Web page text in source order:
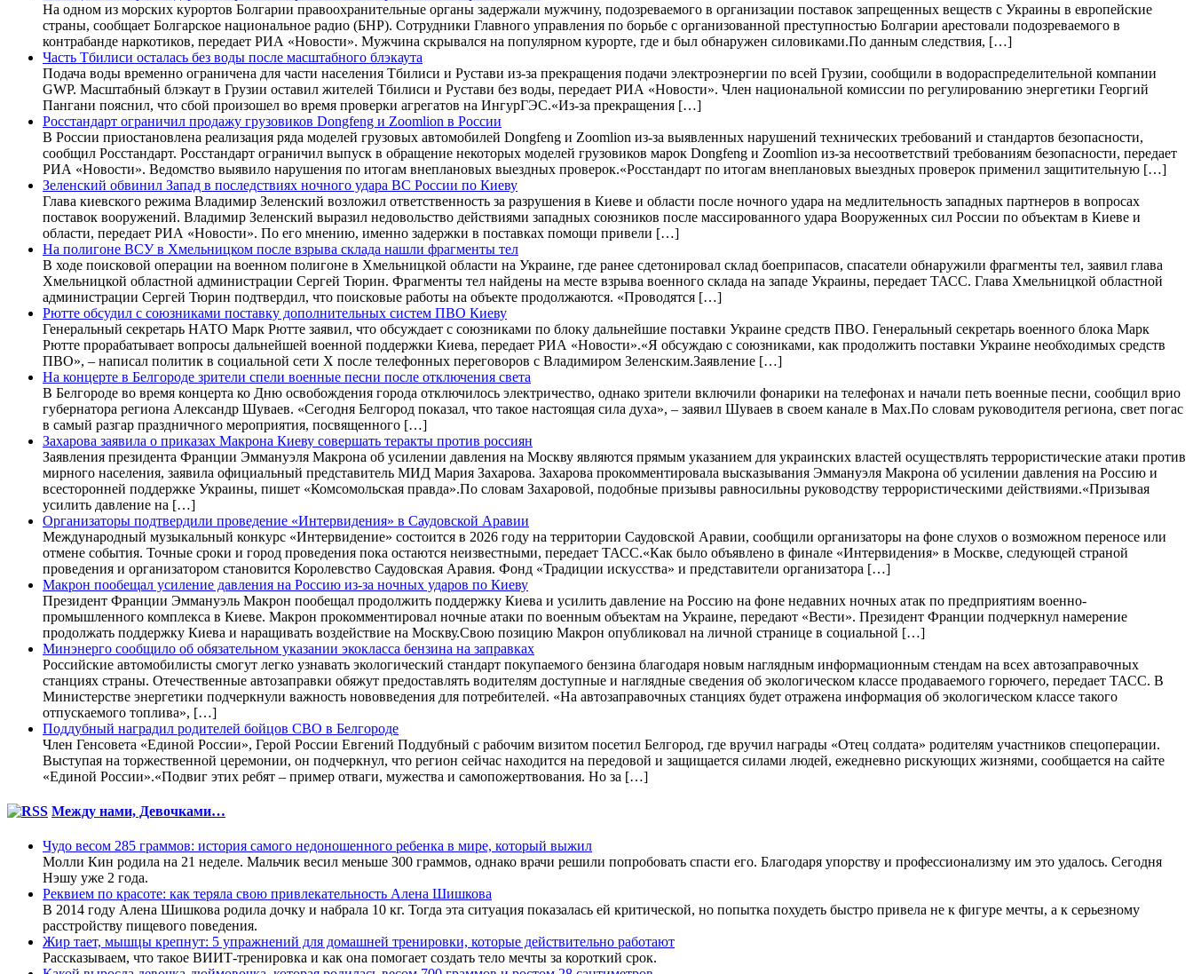
На одном из морских курортов Болгарии правоохранительные органы задержали мужчину, подозреваемого в организации поставок запрещенных веществ с Украины в европейские
страны, сообщает Болгарское национальное радио (БНР). Сотрудники Главного управления по борьбе с организованной преступностью Болгарии арестовали подозреваемого в
контрабанде наркотиков, передает РИА «Новости». Мужчина скрывался на популярном курорте, где и был обнаружен силовиками.По данным следствия, […]
Часть Тбилиси осталась без воды после масштабного блэкаута
Подача воды временно ограничена для части населения Тбилиси и Рустави из-за прекращения подачи электроэнергии по всей Грузии, сообщили в водораспределительной компании
GWP. Масштабный блэкаут в Грузии оставил жителей Тбилиси и Рустави без воды, передает РИА «Новости». Член национальной комиссии по регулированию энергетики Георгий
Пангани пояснил, что сбой произошел во время проверки агрегатов на ИнгурГЭС.«Из-за прекращения […]
Росстандарт ограничил продажу грузовиков Dongfeng и Zoomlion в России
В России приостановлена реализация ряда моделей грузовых автомобилей Dongfeng и Zoomlion из-за выявленных нарушений технических требований и стандартов безопасности,
сообщил Росстандарт. Росстандарт ограничил выпуск в обращение некоторых моделей грузовиков марок Dongfeng и Zoomlion из-за несоответствий требованиям безопасности, передает
РИА «Новости». Ведомство выявило нарушения по итогам внеплановых выездных проверок.«Росстандарт по итогам внеплановых выездных проверок применил защитительную […]
Зеленский обвинил Запад в последствиях ночного удара ВС России по Киеву
Глава киевского режима Владимир Зеленский возложил ответственность за разрушения в Киеве и области после ночного удара на медлительность западных партнеров в вопросах
поставок вооружений. Владимир Зеленский выразил недовольство действиями западных союзников после массированного удара Вооруженных сил России по объектам в Киеве и
области, передает РИА «Новости». По его мнению, именно задержки в поставках помощи привели […]
На полигоне ВСУ в Хмельницком после взрыва склада нашли фрагменты тел
В ходе поисковой операции на военном полигоне в Хмельницкой области на Украине, где ранее сдетонировал склад боеприпасов, спасатели обнаружили фрагменты тел, заявил глава
Хмельницкой областной администрации Сергей Тюрин. Фрагменты тел найдены на месте взрыва военного склада на западе Украины, передает ТАСС. Глава Хмельницкой областной
администрации Сергей Тюрин подтвердил, что поисковые работы на объекте продолжаются. «Проводятся […]
Рютте обсудил с союзниками поставку дополнительных систем ПВО Киеву
Генеральный секретарь НАТО Марк Рютте заявил, что обсуждает с союзниками по блоку дальнейшие поставки Украине средств ПВО. Генеральный секретарь военного блока Марк
Рютте прорабатывает вопросы дальнейшей военной поддержки Киева, передает РИА «Новости».«Я обсуждаю с союзниками, как продолжить поставки Украине необходимых средств
ПВО», – написал политик в социальной сети X после телефонных переговоров с Владимиром Зеленским.Заявление […]
На концерте в Белгороде зрители спели военные песни после отключения света
В Белгороде во время концерта ко Дню освобождения города отключилось электричество, однако зрители включили фонарики на телефонах и начали петь военные песни, сообщил врио
губернатора региона Александр Шуваев. «Сегодня Белгород показал, что такое настоящая сила духа», – заявил Шуваев в своем канале в Max.По словам руководителя региона, свет погас
в самый разгар праздничного мероприятия, посвященного […]
Захарова заявила о приказах Макрона Киеву совершать теракты против россиян
Заявления президента Франции Эммануэля Макрона об усилении давления на Москву являются прямым указанием для украинских властей осуществлять террористические атаки против
мирного населения, заявила официальный представитель МИД Мария Захарова. Захарова прокомментировала высказывания Эммануэля Макрона об усилении давления на Россию и
всесторонней поддержке Украины, пишет «Комсомольская правда».По словам Захаровой, подобные призывы равносильны руководству террористическими действиями.«Призывая
усилить давление на […]
Организаторы подтвердили проведение «Интервидения» в Саудовской Аравии
Международный музыкальный конкурс «Интервидение» состоится в 2026 году на территории Саудовской Аравии, сообщили организаторы на фоне слухов о возможном переносе или
отмене события. Точные сроки и город проведения пока остаются неизвестными, передает ТАСС.«Как было объявлено в финале «Интервидения» в Москве, следующей страной
проведения и организатором становится Королевство Саудовская Аравия. Фонд «Традиции искусства» и представители организатора […]
Макрон пообещал усиление давления на Россию из-за ночных ударов по Киеву
Президент Франции Эммануэль Макрон пообещал продолжить поддержку Киева и усилить давление на Россию на фоне недавних ночных атак по предприятиям военно-
промышленного комплекса в Киеве. Макрон прокомментировал ночные атаки по военным объектам на Украине, передают «Вести». Президент Франции подчеркнул намерение
продолжать поддержку Киева и наращивать воздействие на Москву.Свою позицию Макрон опубликовал на личной странице в социальной […]
Минэнерго сообщило об обязательном указании экокласса бензина на заправках
Российские автомобилисты смогут легко узнавать экологический стандарт покупаемого бензина благодаря новым наглядным информационным стендам на всех автозаправочных
станциях страны. Отечественные автозаправки обяжут предоставлять водителям доступные и наглядные сведения об экологическом классе продаваемого горючего, передает ТАСС. В
Министерстве энергетики подчеркнули важность нововведения для потребителей. «На автозаправочных станциях будет отражена информация об экологическом классе такого
отпускаемого топлива», […]
Поддубный наградил родителей бойцов СВО в Белгороде
Член Генсовета «Единой России», Герой России Евгений Поддубный с рабочим визитом посетил Белгород, где вручил награды «Отец солдата» родителям участников спецоперации.
Выступая на торжественной церемонии, он подчеркнул, что регион сейчас находится на передовой и защищается силами людей, ежедневно рискующих жизнями, сообщается на сайте
«Единой России».«Подвиг этих ребят – пример отваги, мужества и самопожертвования. Но за […]
Между нами, Девочками…
Чудо весом 285 граммов: история самого недоношенного ребенка в мире, который выжил
Молли Кин родила на 21 неделе. Мальчик весил меньше 300 граммов, однако врачи решили попробовать спасти его. Благодаря упорству и профессионализму им это удалось. Сегодня
Нэшу уже 2 года.
Реквием по красоте: как теряла свою привлекательность Алена Шишкова
В 2014 году Алена Шишкова родила дочку и набрала 10 кг. Тогда эта ситуация показалась ей критической, но попытка похудеть быстро привела не к фигуре мечты, а к серьезному
расстройству пищевого поведения.
Жир тает, мышцы крепнут: 5 упражнений для домашней тренировки, которые действительно работают
Рассказываем, что такое ВИИТ-тренировка и как она помогает создать тело мечты за короткий срок.